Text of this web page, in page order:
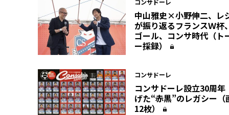
コンサドーレ
中山雅史×小野伸二、レ
が振り返るフランスＷ杯
ゴール、コンサ時代（ト
ー採録）
コンサドーレ
コンサドーレ設立30周年
げた“赤黒”のレガシー（
12枚）